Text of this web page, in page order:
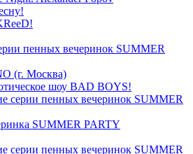
пенных вечеринок SUMMER
(г. Москва)
шоу BAD BOYS!
серии пенных вечеринок SUMMER
SUMMER PARTY
серии пенных вечеринок SUMMER